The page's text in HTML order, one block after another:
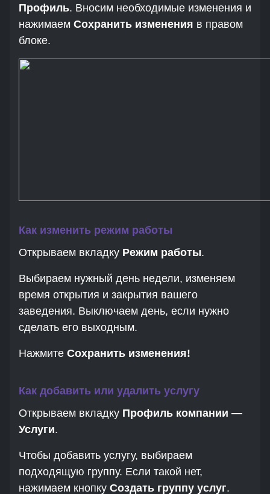
Профиль. Вносим необходимые изменения и
нажимаем Сохранить изменения в правом
блоке.
Как изменить режим работы
Открываем вкладку Режим работы.
Выбираем нужный день недели, изменяем
время открытия и закрытия вашего
заведения. Выключаем день, если нужно
сделать его выходным.
Нажмите Сохранить изменения!
Как добавить или удалить услугу
Открываем вкладку Профиль компании —
Услуги.
Чтобы добавить услугу, выбираем
подходящую группу. Если такой нет,
нажимаем кнопку Создать группу услуг.